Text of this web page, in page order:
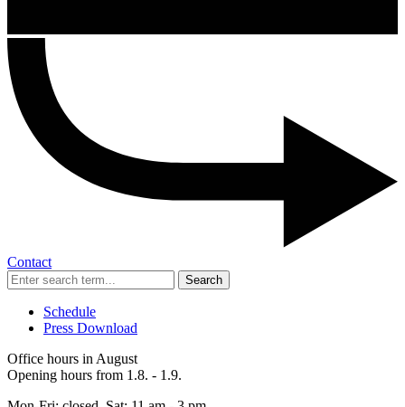
Contact
Search
Schedule
Press Download
Office hours in August
Opening hours from 1.8. - 1.9.